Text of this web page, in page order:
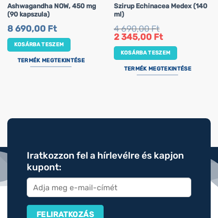
Ashwagandha NOW, 450 mg
(90 kapszula)
8 690,00 Ft
KOSÁRBA TESZEM
TERMÉK MEGTEKINTÉSE
Szirup Echinacea Medex (140
ml)
4 690,00Ft
Original
price
was:
690,00 Ft.
2 345,00 FtCurrent
price
is:
2
345,00 Ft.
KOSÁRBA TESZEM
TERMÉK MEGTEKINTÉSE
Iratkozzon fel a hírlevélre és kapjon
kupont: